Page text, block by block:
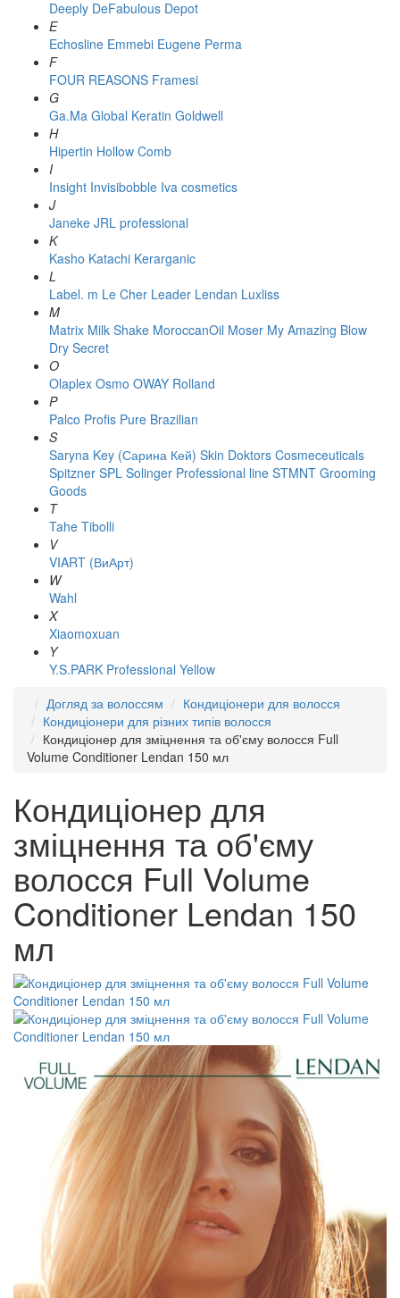
Deeply DeFabulous Depot
E
Echosline Emmebi Eugene Perma
F
FOUR REASONS Framesi
G
Ga.Ma Global Keratin Goldwell
H
Hipertin Hollow Comb
I
Insight Invisibobble Iva cosmetics
J
Janeke JRL professional
K
Kasho Katachi Kerarganic
L
Label. m Le Cher Leader Lendan Luxliss
M
Matrix Milk Shake MoroccanOil Moser My Amazing Blow
Dry Secret
O
Olaplex Osmo OWAY Rolland
P
Palco Profis Pure Brazilian
S
Saryna Key (Сарина Кей) Skin Doktors Cosmeceuticals
Spitzner SPL Solinger Professional line STMNT Grooming
Goods
T
Tahe Tibolli
V
VIART (ВиАрт)
W
Wahl
X
Xiaomoxuan
Y
Y.S.PARK Professional Yellow
Догляд за волоссям
Кондиціонери для волосся
Кондиціонери для різних типів волосся
Кондиціонер для зміцнення та об'єму волосся Full
Volume Conditioner Lendan 150 мл
Кондиціонер для
зміцнення та об'єму
волосся Full Volume
Conditioner Lendan 150
мл